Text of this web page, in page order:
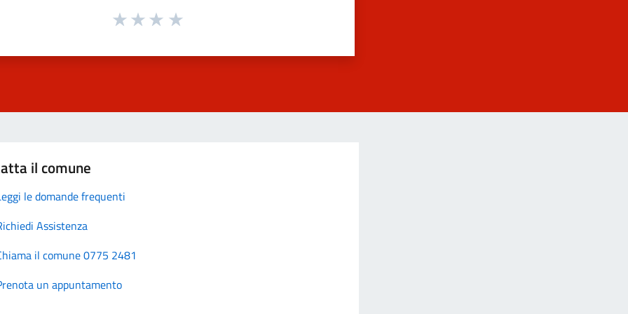
il comune
le domande frequenti
Assistenza
il comune 0775 2481
un appuntamento